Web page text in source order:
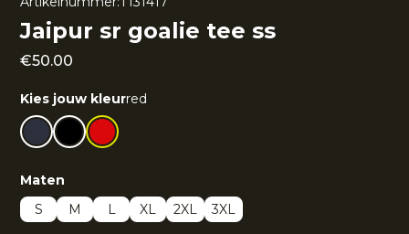
Jaipur sr goalie tee ss
€50.00
Kies jouw kleurred
Maten
S
M L XL 2XL 3XL